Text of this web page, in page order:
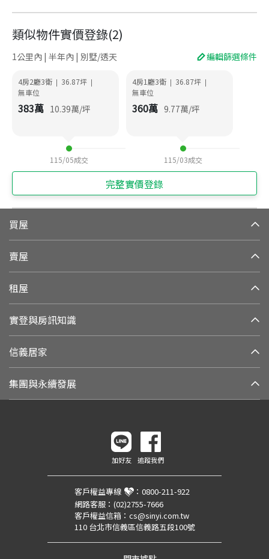
類似物件實價登錄(2)
1公里內 | 半年內 | 別墅/透天 編輯篩選條件
4房2廳3衛 | 36.87坪 |
無車位
383萬 10.39萬/坪
115/05成交
4房1廳3衛 | 36.87坪 |
無車位
360萬 9.77萬/坪
115/03成交
完整實價登錄
買屋
賣屋
租屋
實登與房訊知識
信義居家
集團與永續發展
加好友 追蹤我們
客戶權益專線 ： 0800-211-922
網路客服： (02)2755-7666
客戶權益信箱： cs@sinyi.com.tw
110 台北市信義區信義路五段100號